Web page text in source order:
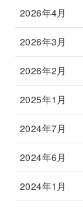
2026年4月
2026年3月
2026年2月
2025年1月
2024年7月
2024年6月
2024年1月